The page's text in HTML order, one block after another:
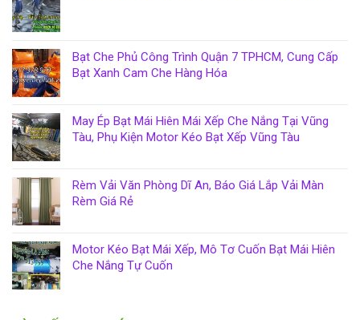
Bạt Che Phủ Công Trình Quận 7 TPHCM, Cung Cấp
Bạt Xanh Cam Che Hàng Hóa
May Ép Bạt Mái Hiên Mái Xếp Che Nắng Tại Vũng
Tàu, Phụ Kiện Motor Kéo Bạt Xếp Vũng Tàu
Rèm Vải Văn Phòng Dĩ An, Báo Giá Lắp Vải Màn
Rèm Giá Rẻ
Motor Kéo Bạt Mái Xếp, Mô Tơ Cuốn Bạt Mái Hiên
Che Nắng Tự Cuốn